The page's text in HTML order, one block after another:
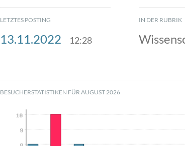
LETZTES POSTING
13.11.2022 12:28
IN DER RUBRIK
BESUCHERSTATISTIKEN FÜR AUGUST 2026